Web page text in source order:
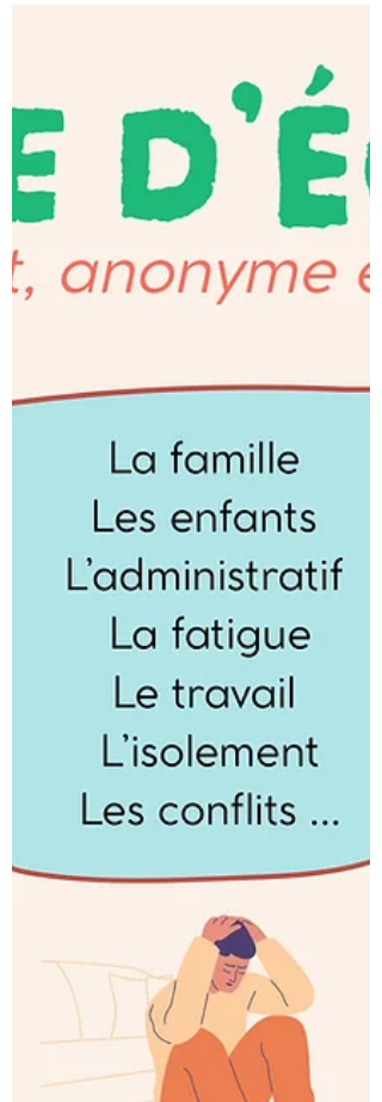
& culture Emploi & formation Retraite
Enfance Logement Santé Mobilité Besoin
d’aide ? Une question ? Un projet ? Venez
rencontrer les administrations et
associations proches de chez vous !